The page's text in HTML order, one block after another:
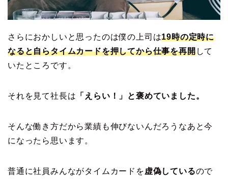
さらにおかしいと思ったのは僕の上司は19時の定時に
なると自らタイムカードを押してから仕事を再開して
いたところです。
それを見て社長は 「えらい！」と褒めていました。
そんな働き方だから業績も伸びないんだろうなあと今
になったら思います。
普通に社員みんながタイムカードを虚偽しているので